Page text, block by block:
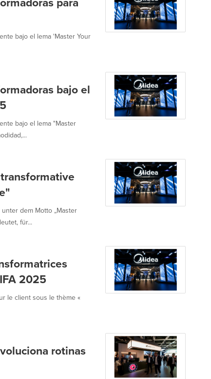
bajo el lema 'Master Your
bajo el
bajo el lema "Master
dem Motto „Master
für...
2025
le client sous le thème «
rotinas